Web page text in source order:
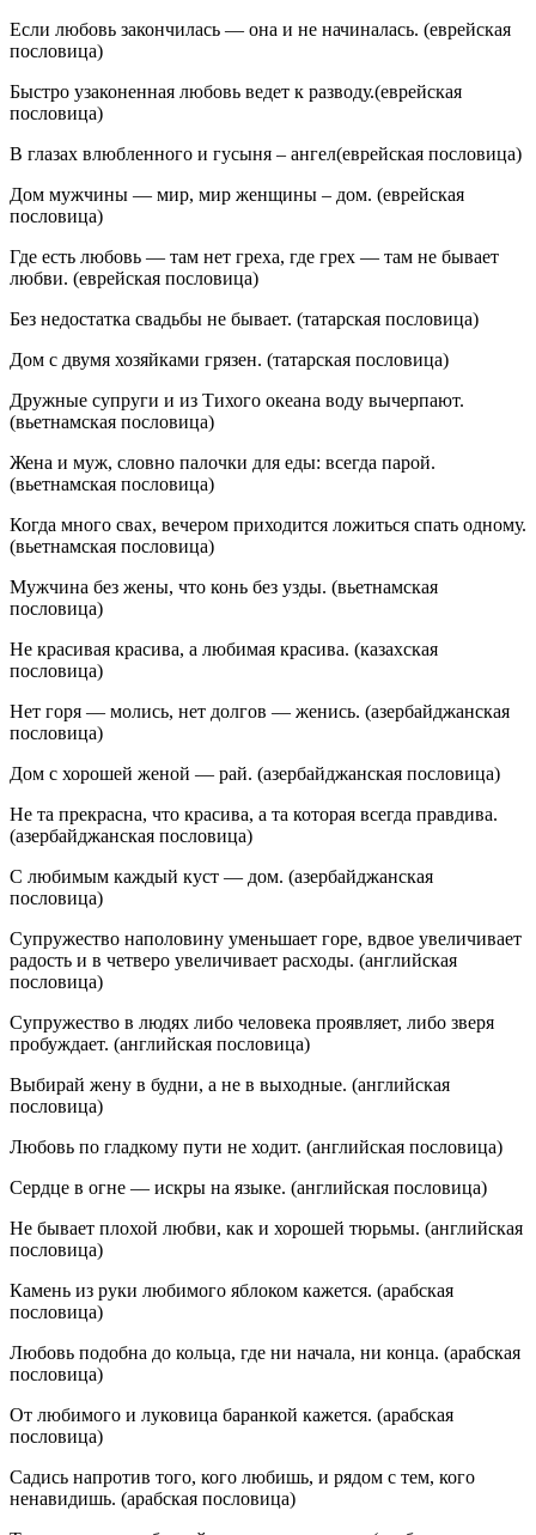
Если любовь закончилась — она и не начиналась. (еврейская
пословица)
Быстро узаконенная любовь ведет к разводу.(еврейская
пословица)
В глазах влюбленного и гусыня – ангел(еврейская пословица)
Дом мужчины — мир, мир женщины – дом. (еврейская
пословица)
Где есть любовь — там нет греха, где грех — там не бывает
любви. (еврейская пословица)
Без недостатка свадьбы не бывает. (татарская пословица)
Дом с двумя хозяйками грязен. (татарская пословица)
Дружные супруги и из Тихого океана воду вычерпают.
(вьетнамская пословица)
Жена и муж, словно палочки для еды: всегда парой.
(вьетнамская пословица)
Когда много свах, вечером приходится ложиться спать одному.
(вьетнамская пословица)
Мужчина без жены, что конь без узды. (вьетнамская
пословица)
Не красивая красива, а любимая красива. (казахская
пословица)
Нет горя — молись, нет долгов — женись. (азербайджанская
пословица)
Дом с хорошей женой — рай. (азербайджанская пословица)
Не та прекрасна, что красива, а та которая всегда правдива.
(азербайджанская пословица)
С любимым каждый куст — дом. (азербайджанская
пословица)
Супружество наполовину уменьшает горе, вдвое увеличивает
радость и в четверо увеличивает расходы. (английская
пословица)
Супружество в людях либо человека проявляет, либо зверя
пробуждает. (английская пословица)
Выбирай жену в будни, а не в выходные. (английская
пословица)
Любовь по гладкому пути не ходит. (английская пословица)
Сердце в огне — искры на языке. (английская пословица)
Не бывает плохой любви, как и хорошей тюрьмы. (английская
пословица)
Камень из руки любимого яблоком кажется. (арабская
пословица)
Любовь подобна до кольца, где ни начала, ни конца. (арабская
пословица)
От любимого и луковица баранкой кажется. (арабская
пословица)
Садись напротив того, кого любишь, и рядом с тем, кого
ненавидишь. (арабская пословица)